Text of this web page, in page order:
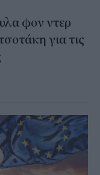
φον ντερ
για τις